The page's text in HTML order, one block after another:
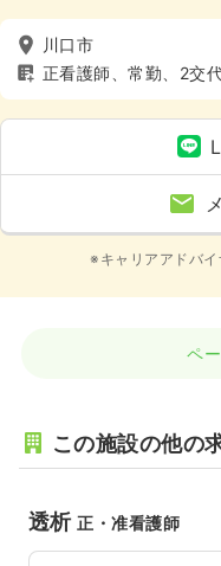
川口市
正看護師、常勤、2交
※キャリアアドバ
ペ
この施設の他の
透析正・准看護師